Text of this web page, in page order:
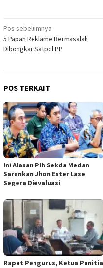
Navigasi
pos
Pos sebelumnya
5 Papan Reklame Bermasalah
Dibongkar Satpol PP
POS TERKAIT
Ini Alasan Plh Sekda Medan
Sarankan Jhon Ester Lase
Segera Dievaluasi
Rapat Pengurus, Ketua Panitia